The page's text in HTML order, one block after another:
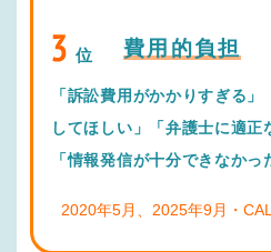
位 費用的負担
「訴訟費用がかかりすぎる
してほしい」「弁護士に適正
「情報発信が十分できなかっ
2020年5月、2025年9月・